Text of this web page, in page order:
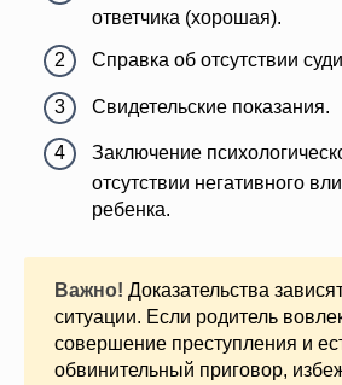
ответчика (хорошая).
Справка об отсутствии
Свидетельские показания.
Заключение
отсутствии негативного
ребенка.
Важно! Доказательства
ситуации. Если родитель
совершение преступления и
обвинительный приговор,